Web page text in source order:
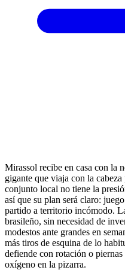
Mirassol recibe en casa con la
gigante que viaja con la
conjunto local no tiene la
así que su plan será claro:
partido a territorio incómodo.
brasileño, sin necesidad de
modestos ante grandes en
más tiros de esquina de lo
defiende con rotación o
oxígeno en la pizarra.